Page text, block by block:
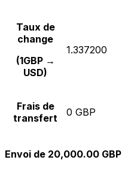
Taux de
change
(1GBP →
USD)
1.337200
Frais de
transfert
0 GBP
Envoi de 20,000.00 GBP